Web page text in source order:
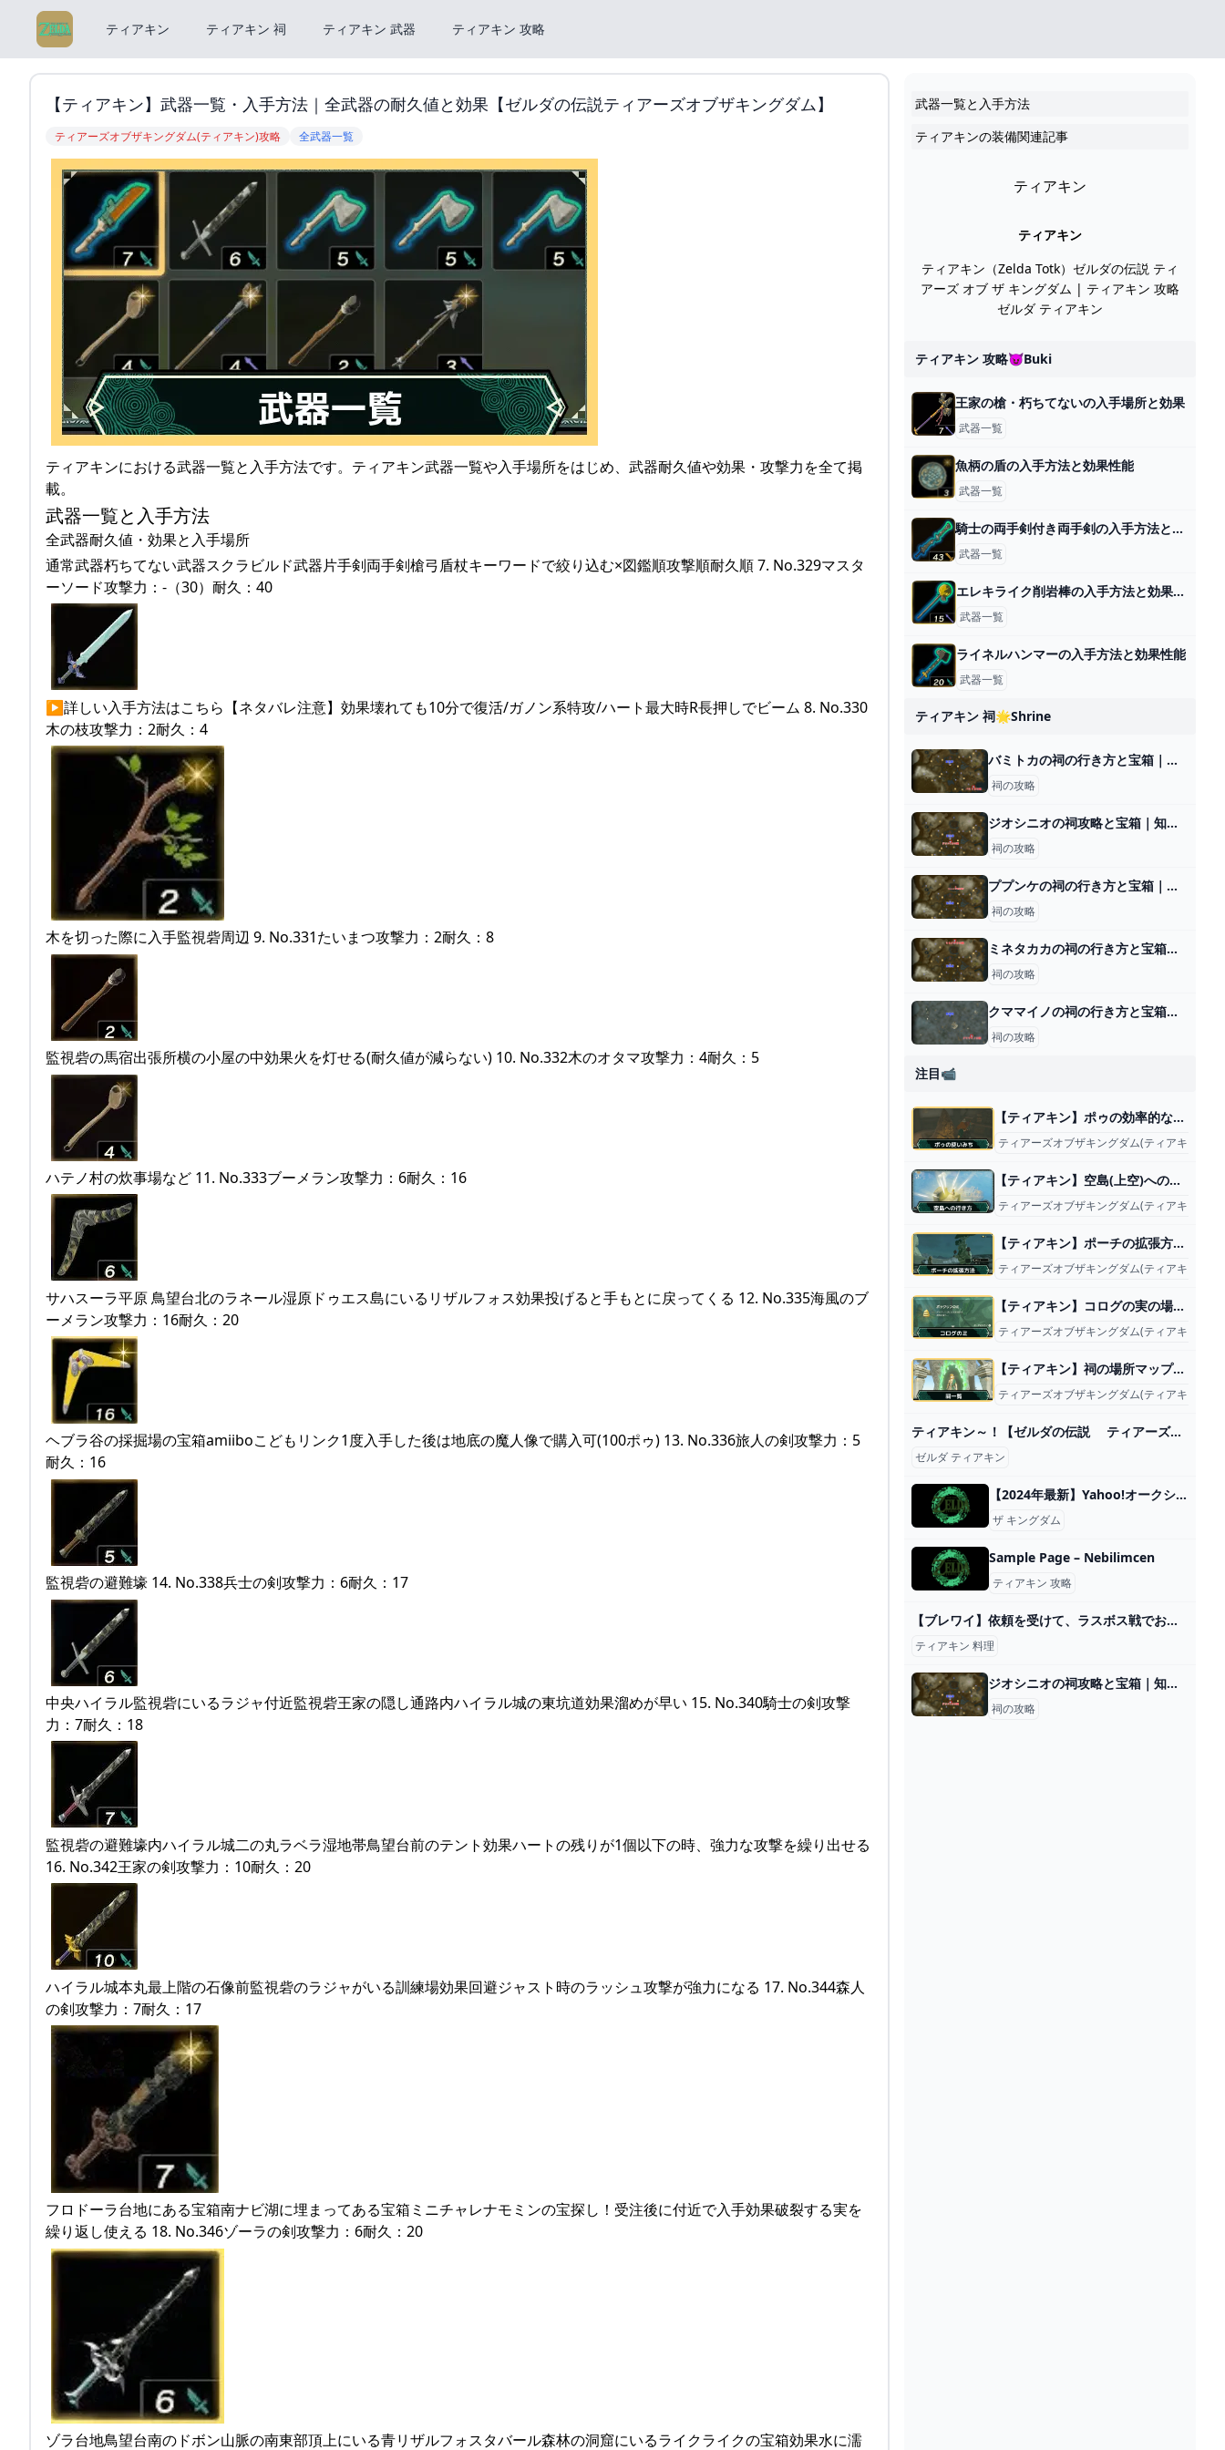
ティアキン ティアキン 祠 ティアキン 武器 ティアキン 攻略
【ティアキン】武器一覧・入手方法｜全武器の耐久値と効果【ゼルダの伝説ティアーズオブザキングダム】
ティアーズオブザキングダム(ティアキン)攻略 全武器一覧
ティアキンにおける武器一覧と入手方法です。ティアキン武器一覧や入手場所をはじめ、武器耐久値や効果・攻撃力を全て掲
載。
武器一覧と入手方法
全武器耐久値・効果と入手場所
通常武器朽ちてない武器スクラビルド武器片手剣両手剣槍弓盾杖キーワードで絞り込む×図鑑順攻撃順耐久順 7. No.329マスタ
ーソード攻撃力：-（30）耐久：40
▶詳しい入手方法はこちら【ネタバレ注意】効果壊れても10分で復活/ガノン系特攻/ハート最大時R長押しでビーム 8. No.330
木の枝攻撃力：2耐久：4
木を切った際に入手監視砦周辺 9. No.331たいまつ攻撃力：2耐久：8
監視砦の馬宿出張所横の小屋の中効果火を灯せる(耐久値が減らない) 10. No.332木のオタマ攻撃力：4耐久：5
ハテノ村の炊事場など 11. No.333ブーメラン攻撃力：6耐久：16
サハスーラ平原 鳥望台北のラネール湿原ドゥエス島にいるリザルフォス効果投げると手もとに戻ってくる 12. No.335海風のブ
ーメラン攻撃力：16耐久：20
ヘブラ谷の採掘場の宝箱amiiboこどもリンク1度入手した後は地底の魔人像で購入可(100ポゥ) 13. No.336旅人の剣攻撃力：5
耐久：16
監視砦の避難壕 14. No.338兵士の剣攻撃力：6耐久：17
中央ハイラル監視砦にいるラジャ付近監視砦王家の隠し通路内ハイラル城の東坑道効果溜めが早い 15. No.340騎士の剣攻撃
力：7耐久：18
監視砦の避難壕内ハイラル城二の丸ラベラ湿地帯鳥望台前のテント効果ハートの残りが1個以下の時、強力な攻撃を繰り出せる
16. No.342王家の剣攻撃力：10耐久：20
ハイラル城本丸最上階の石像前監視砦のラジャがいる訓練場効果回避ジャスト時のラッシュ攻撃が強力になる 17. No.344森人
の剣攻撃力：7耐久：17
フロドーラ台地にある宝箱南ナビ湖に埋まってある宝箱ミニチャレナモミンの宝探し！受注後に付近で入手効果破裂する実を
繰り返し使える 18. No.346ゾーラの剣攻撃力：6耐久：20
ゾラ台地鳥望台南のドボン山脈の南東部頂上にいる青リザルフォスタバール森林の洞窟にいるライクライクの宝箱効果水に濡
武器一覧と入手方法
ティアキンの装備関連記事
ティアキン
ティアキン
ティアキン（Zelda Totk）ゼルダの伝説 ティ
アーズ オブ ザ キングダム | ティアキン 攻略
ゼルダ ティアキン
ティアキン 攻略😈buki
王家の槍・朽ちてないの入手場所と効果
武器一覧
魚柄の盾の入手方法と効果性能
武器一覧
騎士の両手剣付き両手剣の入手方法と効果性能
武器一覧
エレキライク削岩棒の入手方法と効果性能
武器一覧
ライネルハンマーの入手方法と効果性能
武器一覧
ティアキン 祠🌟shrine
バミトカの祠の行き方と宝箱｜ラウルの祝福
祠の攻略
ジオシニオの祠攻略と宝箱｜知恵の輪
祠の攻略
ププンケの祠の行き方と宝箱｜ラウルの祝福
祠の攻略
ミネタカカの祠の行き方と宝箱｜ラウルの祝福
祠の攻略
クママイノの祠の行き方と宝箱｜ラウルの祝福
祠の攻略
注目📹
【ティアキン】ポゥの効率的な集め方と交換アイテム【ゼルダの伝説ティアーズオブザキングダム】
ティアーズオブザキングダム(ティアキン)攻略
【ティアキン】空島(上空)への行き方【ゼルダの伝説ティアーズオブザキングダム】
ティアーズオブザキングダム(ティアキン)攻略
【ティアキン】ポーチの拡張方法と優先度【ゼルダの伝説ティアーズオブザキングダム】
ティアーズオブザキングダム(ティアキン)攻略
【ティアキン】コログの実の場所・マップまとめ｜全900箇所【ゼルダの伝説ティアーズオブザキングダム】
ティアーズオブザキングダム(ティアキン)攻略
【ティアキン】祠の場所マップと攻略一覧｜全152箇所【ゼルダの伝説ティアーズオブザキングダム】
ティアーズオブザキングダム(ティアキン)攻略
ティアキン～！【ゼルダの伝説 ティアーズオブキングダム 】＃５ - YouTube
ゼルダ ティアキン
【2024年最新】Yahoo!オークション -ゼルダの伝説 ティアーズ オブ ザ キングダムの中古品・新品・未使用品一覧
ザ キングダム
Sample Page – Nebilimcen
ティアキン 攻略
【ブレワイ】依頼を受けて、ラスボス戦でお触り厳禁バリアを超連打されてみた【ドリカラ】【ゼルダの伝説ブレスオブザワイルドBotW字幕実況バグ検証】 - YouTube
ティアキン 料理
ジオシニオの祠攻略と宝箱｜知恵の輪
祠の攻略